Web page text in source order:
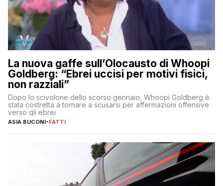
La nuova gaffe sull’Olocausto di Whoopi
Goldberg: “Ebrei uccisi per motivi fisici,
non razziali”
Dopo lo scivolone dello scorso gennaio, Whoopi Goldberg è
stata costretta a tornare a scusarsi per affermazioni offensive
verso gli ebrei
ASIA BUCONI-FATTI